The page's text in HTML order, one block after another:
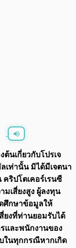
0:00/0:00
นเกี่ยวกับโปรเจ
เท่านั้น มิได้มีเจตนา
ริปโตเคอร์เรนซี
เสี่ยงสูง ผู้ลงทุน
ศึกษาข้อมูลให้
ยงที่ท่านยอมรับได้
และพนักงานของ
ในทุกกรณีหากเกิด